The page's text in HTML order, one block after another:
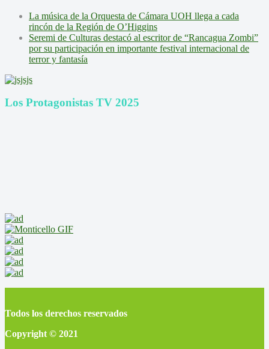
La música de la Orquesta de Cámara UOH llega a cada
rincón de la Región de O’Higgins
Seremi de Culturas destacó al escritor de “Rancagua Zombi”
por su participación en importante festival internacional de
terror y fantasía
Los Protagonistas TV 2025
Todos los derechos reservados
Copyright © 2021